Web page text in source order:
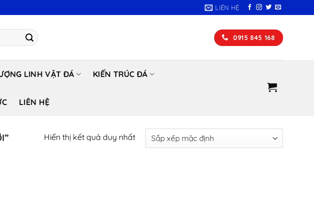
LIÊN HỆ
0915 845 168
LINH VẬT ĐÁ KIẾN TRÚC ĐÁ
LIÊN HỆ
Hiển thị kết quả duy nhất